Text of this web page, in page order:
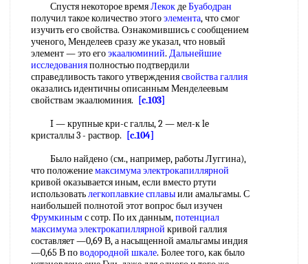
Спустя некоторое времяЛекокдеБуабодран
получил такое количество этогоэлемента, что смог
изучить его свойства. Ознакомившись с сообщением
ученого, Менделеев сразу же указал, что новый
элемент — это егоэкаалюминий. Дальнейшие
исследованияполностью подтвердили
справедливость такого утверждениясвойства галлия
оказались идентичны описанным Менделеевым
свойствам экаалюминия.
[c.103]
I — крупные кри-с галлы, 2 — мел-к le
кристаллы 3 - раствор.
[c.104]
Было найдено (см., например, работы Луггина),
что положениемаксимума электрокапиллярной
кривой оказывается иным, если вместо ртути
использоватьлегкоплавкие сплавыили амальгамы. С
наибольшей полнотой этот вопрос был изучен
Фрумкинымс сотр. По их данным,потенциал
максимума электрокапиллярной кривой галлия
составляет —0,69 В, а насыщенной амальгамы индия
—0,65 В поводородной шкале. Более того, как было